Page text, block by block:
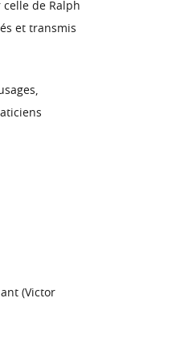
de Ralph
et transmis
(Victor